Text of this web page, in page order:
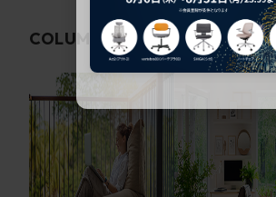
COLUMN関連コラム